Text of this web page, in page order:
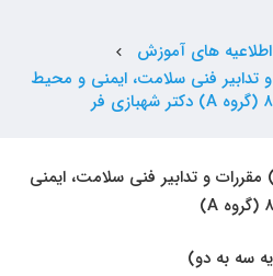
اطلاعیه های آموزش chevron_left
تدابیر فنی سلامت، ایمنی و محیط
و تدابیر فنی سلامت، ایمنی
A
)
سه به دو)